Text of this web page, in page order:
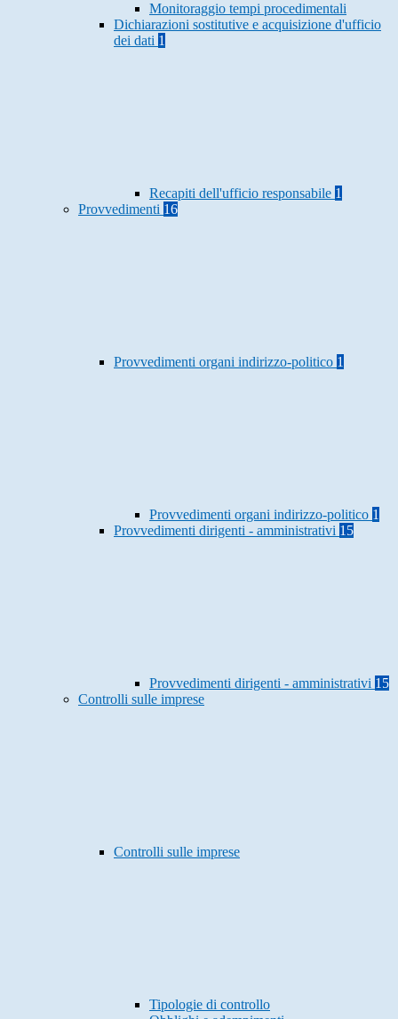
Monitoraggio tempi procedimentali
Dichiarazioni sostitutive e acquisizione d'ufficio
dei dati 1
Recapiti dell'ufficio responsabile 1
Provvedimenti 16
Provvedimenti organi indirizzo-politico 1
Provvedimenti organi indirizzo-politico 1
Provvedimenti dirigenti - amministrativi 15
Provvedimenti dirigenti - amministrativi 15
Controlli sulle imprese
Controlli sulle imprese
Tipologie di controllo